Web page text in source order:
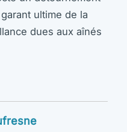
ultime de la
dues aux aînés